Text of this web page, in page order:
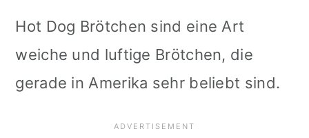
Hot Dog Brötchen sind eine Art
weiche und luftige Brötchen, die
gerade in Amerika sehr beliebt sind.